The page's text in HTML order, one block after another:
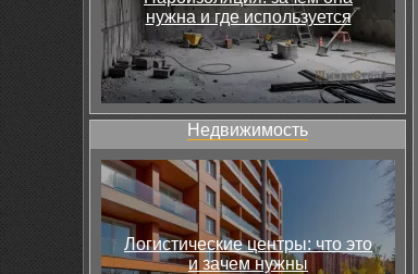
нужна и где используется
Недвижимость
Логистические центры: что это
и зачем нужны